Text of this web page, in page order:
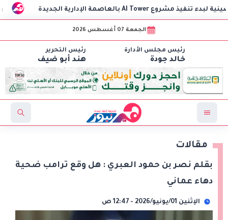
وزير
الجمعة 07 أغسطس 2026
رئيس مجلس الأدارة
خالد جودة
رئيس التحرير
هند أبو ضيف
مقالات
بقلم نصر بن حمود العبري : هل وقع ترامب ضحية
دهاء عماني
الإثنين 01/يونيو/2026 - 12:47 ص